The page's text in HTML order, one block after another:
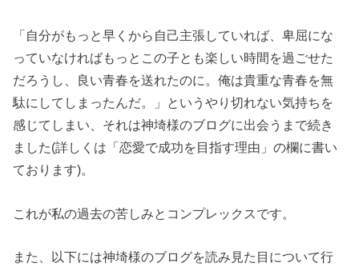
「自分がもっと早くから自己主張していれば、卑屈にな
っていなければもっとこの子とも楽しい時間を過ごせた
だろうし、良い青春を送れたのに。俺は貴重な青春を無
駄にしてしまったんだ。」というやり切れない気持ちを
感じてしまい、それは神埼様のブログに出会うまで続き
ました(詳しくは「恋愛で成功を目指す理由」の欄に書い
ております)。
これが私の過去の苦しみとコンプレックスです。
また、以下には神埼様のブログを読み見た目について行